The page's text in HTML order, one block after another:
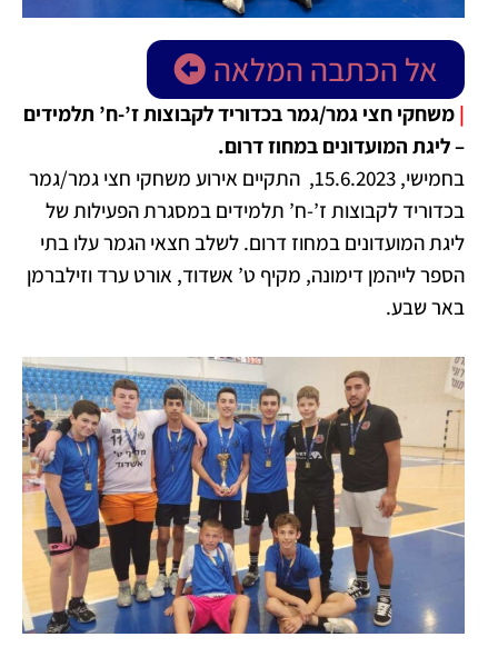
אל הכתבה המלאה
| משחקי חצי גמר/גמר בכדוריד לקבוצות ז’-ח’ תלמידים
– ליגת המועדונים במחוז דרום.
בחמישי, 15.6.2023, התקיים אירוע משחקי חצי גמר/גמר
בכדוריד לקבוצות ז’-ח’ תלמידים במסגרת הפעילות של
ליגת המועדונים במחוז דרום. לשלב חצאי הגמר עלו בתי
הספר לייהמן דימונה, מקיף ט’ אשדוד, אורט ערד וזילברמן
באר שבע.